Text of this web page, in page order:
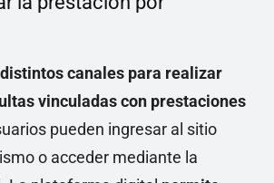
canales para realizar
vinculadas con prestaciones
pueden ingresar al sitio
o acceder mediante la